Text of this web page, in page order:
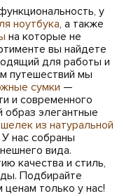
у
ноутбука, а также
на которые не
вы найдете
для работы и
путешествий мы
сумки —
и современного
образ элегантные
из натуральной
У нас собраны
вида.
качества и стиль,
Подбирайте
только у нас!